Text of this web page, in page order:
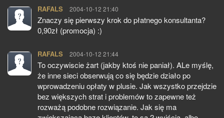
RAFALS pisze:
2004-10-12 21:40
Znaczy się pierwszy krok do płatnego konsultanta?
0,90zł (promocja) :)
RAFALS pisze:
2004-10-12 21:44
To oczywiscie żart (jakby ktoś nie paniał). ALe myślę,
że inne sieci obserwują co się będzie działo po
wprowadzeniu opłaty w plusie. Jak wszystko przejdzie
bez większych strat i problemów to zapewne też
rozważą podobne rozwiązanie. Jak się ma